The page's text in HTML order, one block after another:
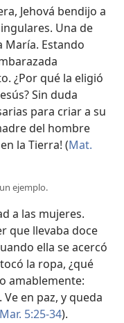
Jehová bendijo a
Una de
María. Estando
¿Por qué la eligió
Sin duda
para criar a su
del hombre
la Tierra! (Mat.
ejemplo.
a las mujeres.
que llevaba doce
ella se acercó
la ropa, ¿qué
amablemente:
en paz, y queda
Mar. 5:25-34).